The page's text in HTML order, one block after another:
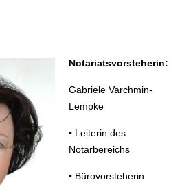
Notariatsvorsteherin:
Gabriele Varchmin-
Lempke
• Leiterin des
Notarbereichs
• Bürovorsteherin